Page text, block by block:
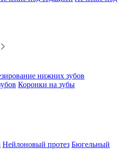
нижних зубов
Коронки на зубы
Нейлоновый протез Бюгельный